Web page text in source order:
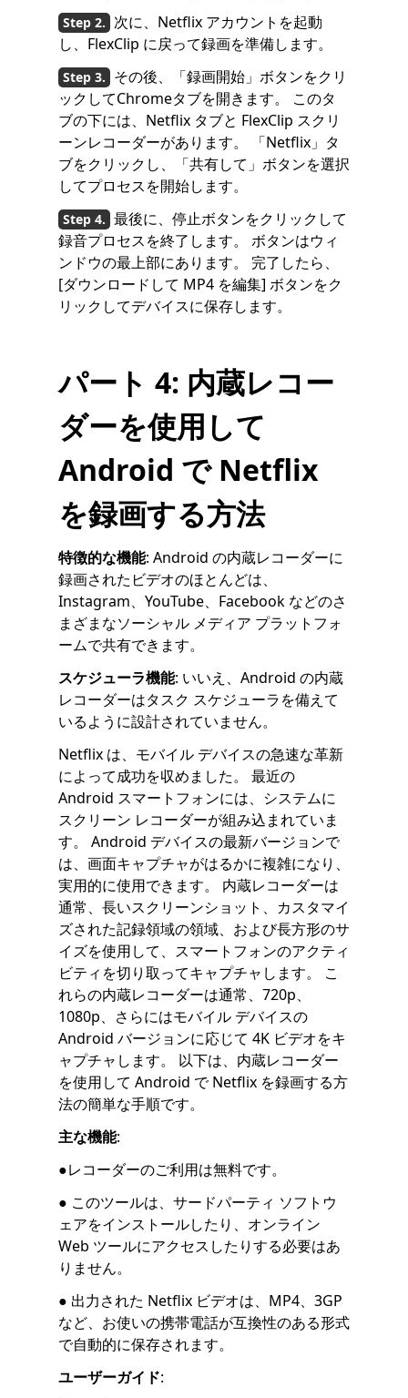
次に、Netflix アカウントを起動
し、FlexClip に戻って録画を準備します。
その後、「録画開始」ボタンをクリ
ックしてChromeタブを開きます。 このタ
ブの下には、Netflix タブと FlexClip スクリ
ーンレコーダーがあります。 「Netflix」タ
ブをクリックし、「共有して」ボタンを選択
してプロセスを開始します。
最後に、停止ボタンをクリックして
録音プロセスを終了します。 ボタンはウィ
ンドウの最上部にあります。 完了したら、
[ダウンロードして MP4 を編集] ボタンをク
リックしてデバイスに保存します。
パート 4: 内蔵レコー
ダーを使用して
Android で Netflix
を録画する方法
特徴的な機能: Android の内蔵レコーダーに
録画されたビデオのほとんどは、
Instagram、YouTube、Facebook などのさ
まざまなソーシャル メディア プラットフォ
ームで共有できます。
スケジューラ機能: いいえ、Android の内蔵
レコーダーはタスク スケジューラを備えて
いるように設計されていません。
Netflix は、モバイル デバイスの急速な革新
によって成功を収めました。 最近の
Android スマートフォンには、システムに
スクリーン レコーダーが組み込まれていま
す。 Android デバイスの最新バージョンで
は、画面キャプチャがはるかに複雑になり、
実用的に使用できます。 内蔵レコーダーは
通常、長いスクリーンショット、カスタマイ
ズされた記録領域の領域、および長方形のサ
イズを使用して、スマートフォンのアクティ
ビティを切り取ってキャプチャします。 こ
れらの内蔵レコーダーは通常、720p、
1080p、さらにはモバイル デバイスの
Android バージョンに応じて 4K ビデオをキ
ャプチャします。 以下は、内蔵レコーダー
を使用して Android で Netflix を録画する方
法の簡単な手順です。
主な機能:
●レコーダーのご利用は無料です。
● このツールは、サードパーティ ソフトウ
ェアをインストールしたり、オンライン
Web ツールにアクセスしたりする必要はあ
りません。
● 出力された Netflix ビデオは、MP4、3GP
など、お使いの携帯電話が互換性のある形式
で自動的に保存されます。
ユーザーガイド: